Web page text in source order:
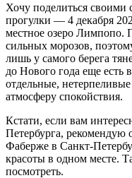
Хочу поделиться
прогулки — 4 декабря
местное озеро Лимпопо.
сильных морозов,
лишь у самого берега
до Нового года еще есть
отдельные,
атмосферу спокойствия.
Кстати, если вам
Петербурга, рекомендую
Фаберже в Санкт-
красоты в одном месте.
посмотреть.